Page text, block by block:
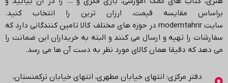
براساس مقایسه قیمت، ارزان ترین را انتخاب کنید.
سایتmoderntahrir در حوزه های مختلف کالا تامین کنندگانی دارد که
سفارشات را تهیه و ارسال می کنند و البته به خریداران این ضمانت را
می دهد که دقیقا همان کالای مورد نظر به دست آن ها می رسد.
دفتر مرکزی: انتهاي خیابان مطهری، انتهاي خیابان ترکمنستان،